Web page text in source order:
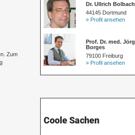
Zum
Dr. Ullrich Bolbach
44145 Dortmund
» Profil ansehen
Prof. Dr. med. Jörg
Borges
79100 Freiburg
» Profil ansehen
Coole Sachen